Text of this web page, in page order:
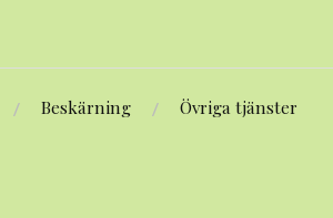
Beskärning Övriga tjänster